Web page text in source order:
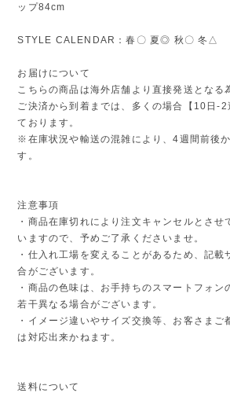
ップ84cm
STYLE CALENDAR：春〇 夏◎ 秋〇 冬△
お届けについて
こちらの商品は海外店舗より直接発送となる
ご決済から到着までは、多くの場合【10日-2
ております。
※在庫状況や輸送の混雑により、4週間前後
す。
注意事項
・商品在庫切れにより注文キャンセルとさせ
いますので、予めご了承くださいませ。
・仕入れ工場を変えることがあるため、記載
合がございます。
・商品の色味は、お手持ちのスマートフォン
若干異なる場合がございます。
・イメージ違いやサイズ交換等、お客さまご
は対応出来かねます。
送料について